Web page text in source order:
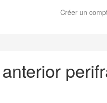
Créer un